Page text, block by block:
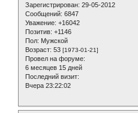
Зарегистрирован: 29-05-2012
Сообщений: 6847
Уважение: +16042
Позитив: +1146
Пол: Мужской
Возраст: 53 [1973-01-21]
Провел на форуме:
6 месяцев 15 дней
Последний визит:
Вчера 23:22:02